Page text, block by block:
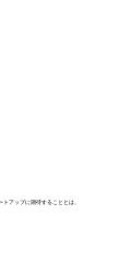
アップに期待することとは。